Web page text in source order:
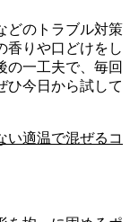
どのトラブル対策
香りや口どけをし
の一工夫で、毎回
ひ今日から試して
い適温で混ぜるコ